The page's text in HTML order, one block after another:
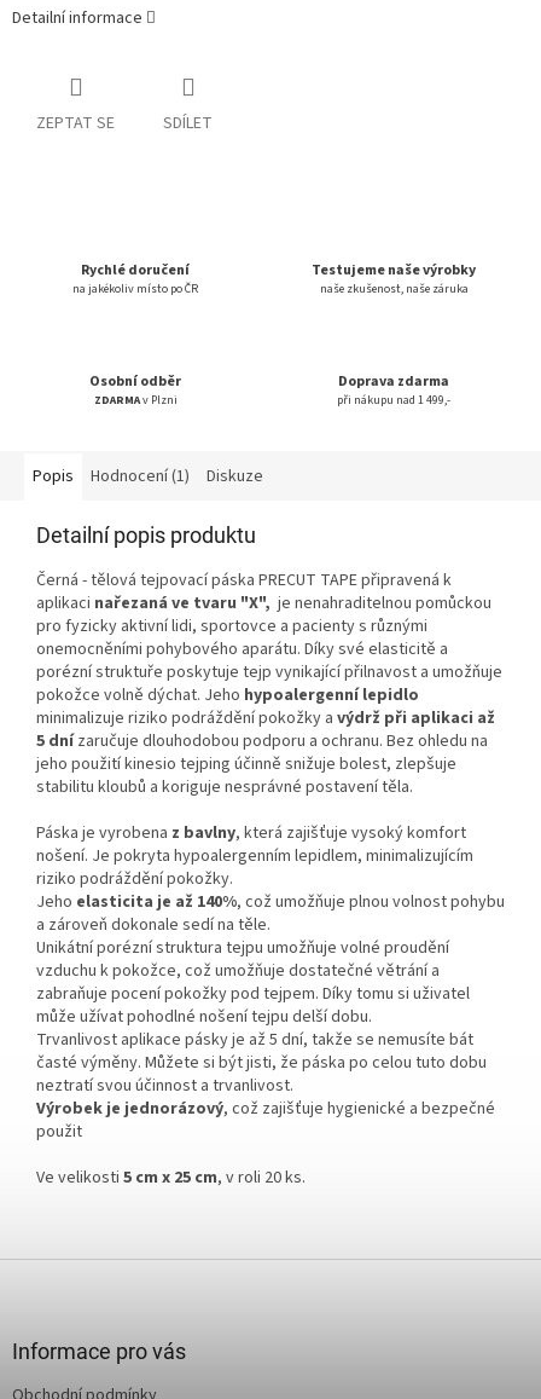
Detailní informace
ZEPTAT SE SDÍLET
Rychlé doručení
na jakékoliv místo po ČR
Testujeme naše výrobky
naše zkušenost, naše záruka
Osobní odběr
ZDARMAv Plzni
Doprava zdarma
při nákupu nad 1 499,-
Popis Hodnocení (1) Diskuze
Detailní popis produktu
Černá - tělová tejpovací páska PRECUT TAPE připravená k
aplikaci nařezaná ve tvaru "X", je nenahraditelnou pomůckou
pro fyzicky aktivní lidi, sportovce a pacienty s různými
onemocněními pohybového aparátu. Díky své elasticitě a
porézní struktuře poskytuje tejp vynikající přilnavost a umožňuje
pokožce volně dýchat. Jeho hypoalergenní lepidlo
minimalizuje riziko podráždění pokožky a výdrž při aplikaci až
5 dnízaručuje dlouhodobou podporu a ochranu. Bez ohledu na
jeho použití kinesio tejping účinně snižuje bolest, zlepšuje
stabilitu kloubů a koriguje nesprávné postavení těla.
Páska je vyrobena z bavlny, která zajišťuje vysoký komfort
nošení. Je pokryta hypoalergenním lepidlem, minimalizujícím
riziko podráždění pokožky.
Jeho elasticita je až 140%, což umožňuje plnou volnost pohybu
a zároveň dokonale sedí na těle.
Unikátní porézní struktura tejpu umožňuje volné proudění
vzduchu k pokožce, což umožňuje dostatečné větrání a
zabraňuje pocení pokožky pod tejpem. Díky tomu si uživatel
může užívat pohodlné nošení tejpu delší dobu.
Trvanlivost aplikace pásky je až 5 dní, takže se nemusíte bát
časté výměny. Můžete si být jisti, že páska po celou tuto dobu
neztratí svou účinnost a trvanlivost.
Výrobek je jednorázový, což zajišťuje hygienické a bezpečné
použit
Ve velikosti 5 cm x 25 cm, v roli 20 ks.
Informace pro vás